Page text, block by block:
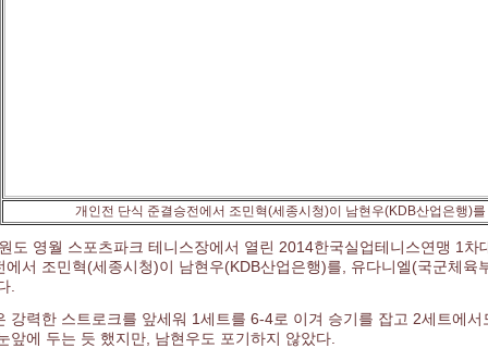
개인전 단식 준결승전에서 조민혁(세종시청)이 남현우(KDB산업은행)
도 영월 스포츠파크 테니스장에서 열린 2014한국실업테니스연맹 1
에서 조민혁(세종시청)이 남현우(KDB산업은행)를, 유다니엘(국군체
.
강력한 스트로크를 앞세워 1세트를 6-4로 이겨 승기를 잡고 2세트에
앞에 두는 듯 했지만, 남현우도 포기하지 않았다.